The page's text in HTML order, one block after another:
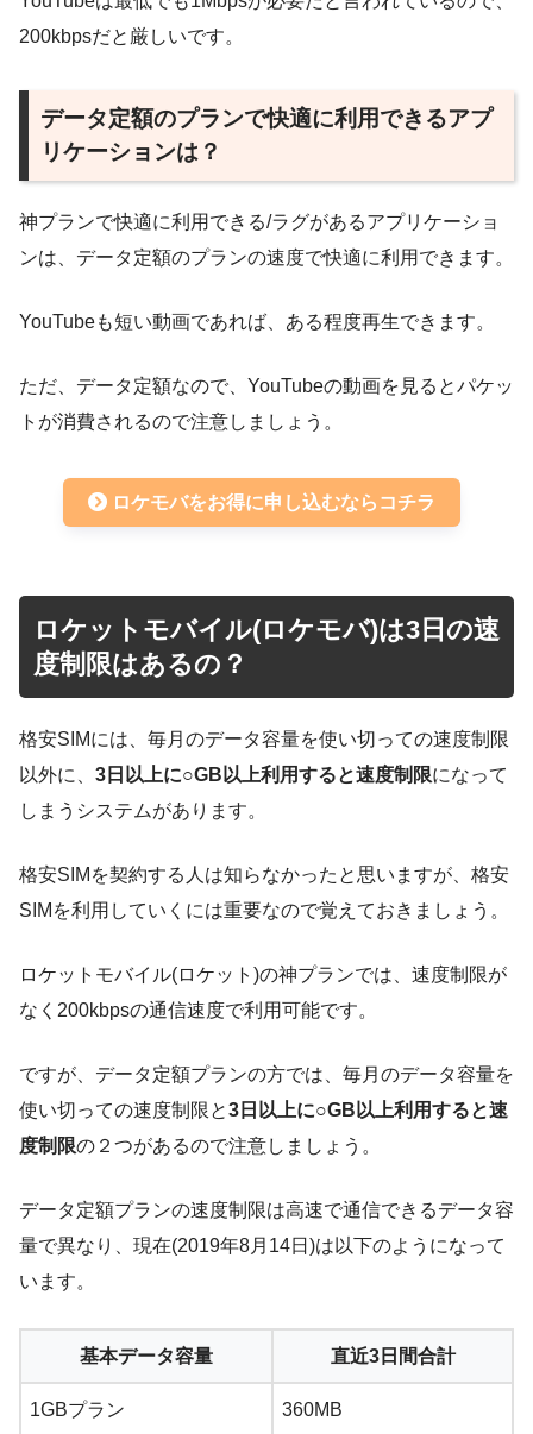
200kbpsだと厳しいです。
データ定額のプランで快適に利用できるアプ
リケーションは？
神プランで快適に利用できる/ラグがあるアプリケーショ
ンは、データ定額のプランの速度で快適に利用できます。
YouTubeも短い動画であれば、ある程度再生できます。
ただ、データ定額なので、YouTubeの動画を見るとパケッ
トが消費されるので注意しましょう。
ロケモバをお得に申し込むならコチラ
ロケットモバイル(ロケモバ)は3日の速
度制限はあるの？
格安SIMには、毎月のデータ容量を使い切っての速度制限
以外に、 3日以上に○GB以上利用すると速度制限になって
しまうシステムがあります。
格安SIMを契約する人は知らなかったと思いますが、格安
SIMを利用していくには重要なので覚えておきましょう。
ロケットモバイル(ロケット)の神プランでは、速度制限が
なく200kbpsの通信速度で利用可能です。
ですが、データ定額プランの方では、毎月のデータ容量を
使い切っての速度制限と3日以上に○GB以上利用すると速
度制限の２つがあるので注意しましょう。
データ定額プランの速度制限は高速で通信できるデータ容
量で異なり、現在(2019年8月14日)は以下のようになって
います。
基本データ容量 直近3日間合計
1GBプラン 360MB